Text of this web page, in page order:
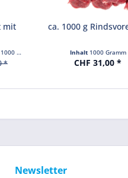
mit
*
ca. 1000 g
Inhalt 1000 Gramm
CHF 31,00 *
Newsletter